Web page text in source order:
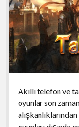
Akıllı telefon ve
oyunlar son